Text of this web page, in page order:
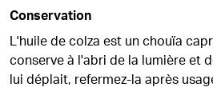
Conservation
L'huile de colza est un chouïa
conserve à l'abri de la lumière et
lui déplait, refermez-la après